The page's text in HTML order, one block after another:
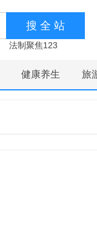
法制聚焦123
健康养生 旅